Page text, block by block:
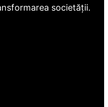
societății.